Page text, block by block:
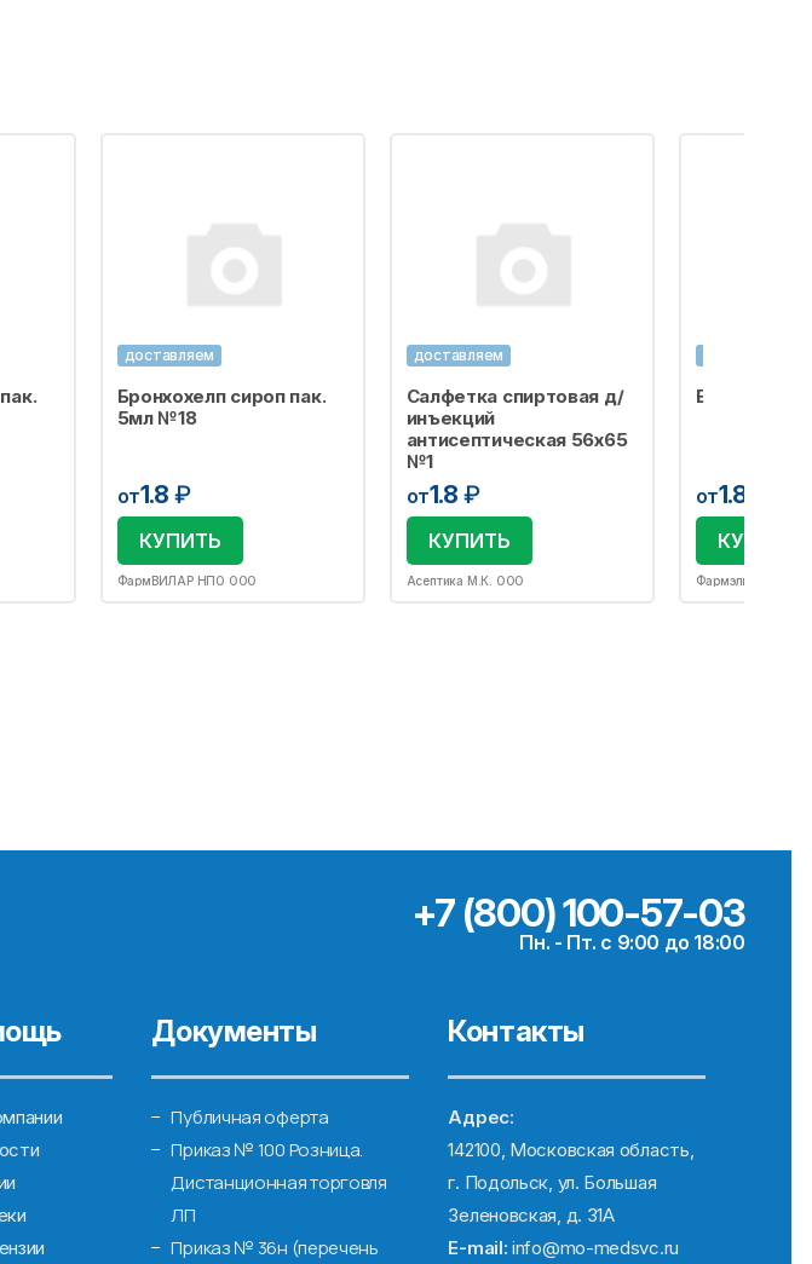
доставляем
Бронхохелп сироп пак.
5мл №18
от1.8 ₽
КУПИТЬ
ФармВИЛАР НПО ООО
доставляем
Салфетка спиртовая д/
инъекций
антисептическая 56х65
№1
от1.8 ₽
КУПИТЬ
Асептика М.К. ООО
Бахилы
от1.8
КУПИТЬ
Фармэль ООО
+7 (800) 100-57-03
Пн. - Пт. с 9:00 до 18:00
Документы
Публичная оферта
Приказ № 100 Розница.
Дистанционная торговля
ЛП
Приказ № 36н (перечень
Контакты
Адрес:
142100, Московская область,
г. Подольск, ул. Большая
Зеленовская, д. 31А
E-mail: info@mo-medsvc.ru